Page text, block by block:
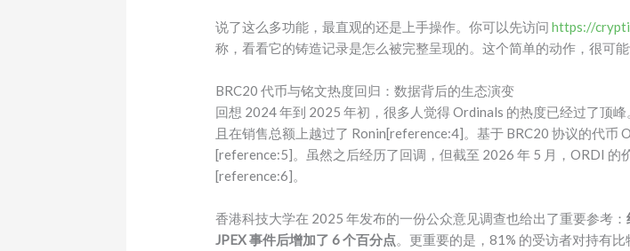
说了这么多功能，最直观的还是上手操作。你可以先访问https://
称，看看它的铸造记录是怎么被完整呈现的。这个简单的动作，很可
BRC20 代币与铭文热度回归：数据背后的生态演变
回想 2024 年到 2025 年初，很多人觉得 Ordinals 的热度已经过了顶
且在销售总额上越过了 Ronin[reference:4]。基于 BRC20 协议的代币
[reference:5]。虽然之后经历了回调，但截至 2026 年 5 月，ORDI 的
[reference:6]。
香港科技大学在 2025 年发布的一份公众意见调查也给出了重要参考：
JPEX 事件后增加了 6 个百分点 。更重要的是，81% 的受访者对持有